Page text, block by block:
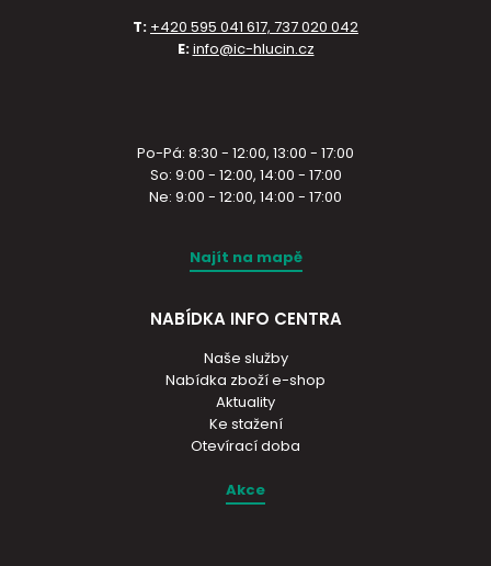
T: +420 595 041 617, 737 020 042
E:info@ic-hlucin.cz
Po-Pá: 8:30 - 12:00, 13:00 - 17:00
So: 9:00 - 12:00, 14:00 - 17:00
Ne: 9:00 - 12:00, 14:00 - 17:00
Najít na mapě
NABÍDKA INFO CENTRA
Naše služby
Nabídka zboží e-shop
Aktuality
Ke stažení
Otevírací doba
Akce